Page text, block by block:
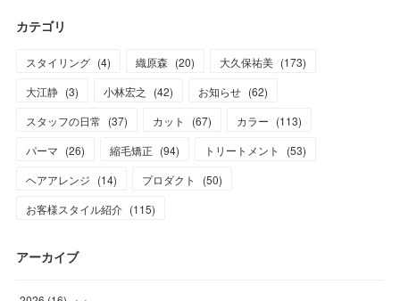
カテゴリ
スタイリング (4) 織原森 (20) 大久保祐美 (173)
大江静 (3) 小林宏之 (42) お知らせ (62)
スタッフの日常 (37) カット (67) カラー (113)
パーマ (26) 縮毛矯正 (94) トリートメント (53)
ヘアアレンジ (14) プロダクト (50)
お客様スタイル紹介 (115)
アーカイブ